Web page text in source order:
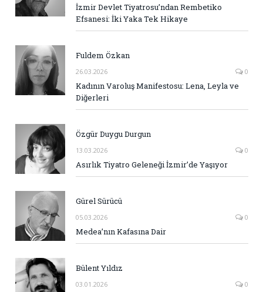
İzmir Devlet Tiyatrosu’ndan Rembetiko
Efsanesi: İki Yaka Tek Hikaye
Fuldem Özkan
26.03.2026 0
Kadının Varoluş Manifestosu: Lena, Leyla ve
Diğerleri
Özgür Duygu Durgun
13.03.2026 0
Asırlık Tiyatro Geleneği İzmir’de Yaşıyor
Gürel Sürücü
05.03.2026 0
Medea’nın Kafasına Dair
Bülent Yıldız
03.01.2026 0